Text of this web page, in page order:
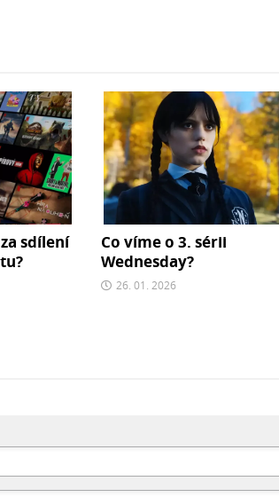
sdílení
Co víme o 3. sérii
Wednesday?
26. 01. 2026